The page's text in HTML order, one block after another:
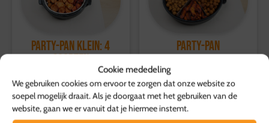
Cookie mededeling
We gebruiken cookies om ervoor te zorgen dat onze website zo
soepel mogelijk draait. Als je doorgaat met het gebruiken van de
website, gaan we er vanuit dat je hiermee instemt.
U HEEFT DE PARTY-PAN IN BRUIKLEEN,
WORDEN INGELEVERD!
Klik hier voor de online gebruiksaanwijzing!
Voor overige producten geldt een retourtermijn van 14
dagen, waarbij de volledige kosten worden vergoed.
klantenservicepagina.
Party-Pan Klein: 4
soorten
49,50p.s.
Toevoegen aan
winkelwagen
Party-Pan
Toevoegen aan
winkelwagen